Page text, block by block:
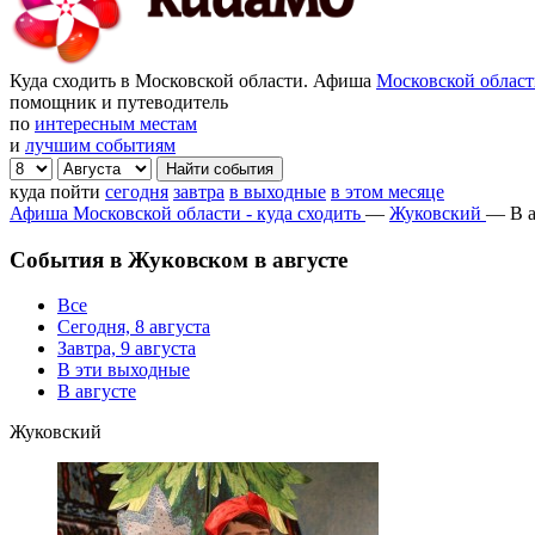
Куда сходить в Московской области. Афиша Московской
помощник и путеводитель
по интересным местам
и лучшим событиям
куда пойти сегодня завтра в выходные в этом месяце
Афиша Московской области - куда сходить — Жуковский — В
События в Жуковском в августе
Все
Сегодня, 8 августа
Завтра, 9 августа
В эти выходные
В августе
Жуковский